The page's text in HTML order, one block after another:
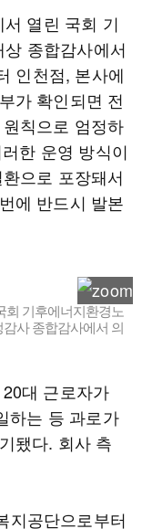
열린 국회 기
종합감사에서
인천점, 본사에
가 확인되면 전
칙으로 엄정하
한 운영 방식이
으로 포장돼서
에 반드시 발본
회 기후에너지환경노
사 종합감사에서 의
대 근로자가
하는 등 과로가
됐다. 회사 측
지공단으로부터